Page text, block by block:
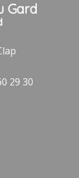
Gard
29 30